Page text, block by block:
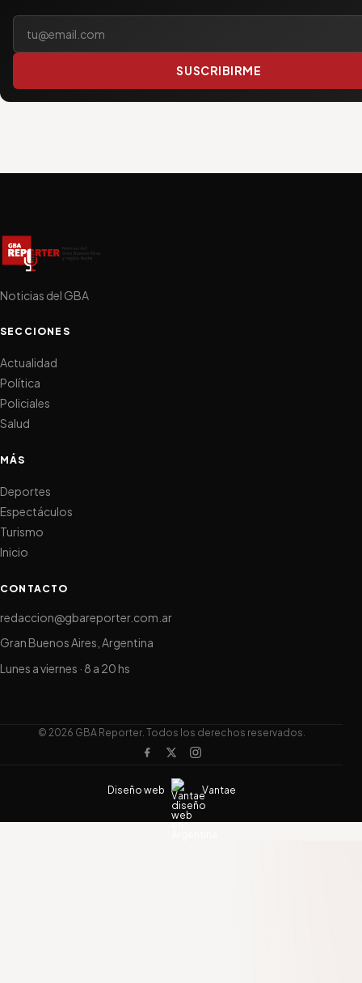
SUSCRIBIRME
Noticias del GBA
SECCIONES
Actualidad
Política
Policiales
Salud
MÁS
Deportes
Espectáculos
Turismo
Inicio
CONTACTO
redaccion@gbareporter.com.ar
Gran Buenos Aires, Argentina
Lunes a viernes · 8 a 20 hs
© 2026 GBA Reporter. Todos los derechos reservados.
Diseño web Vantae